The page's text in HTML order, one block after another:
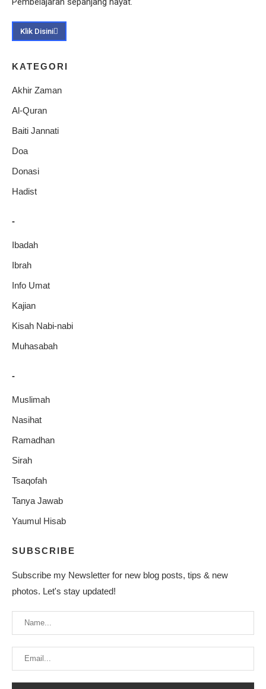
Klik Disini
KATEGORI
Akhir Zaman
Al-Quran
Baiti Jannati
Doa
Donasi
Hadist
-
Ibadah
Ibrah
Info Umat
Kajian
Kisah Nabi-nabi
Muhasabah
-
Muslimah
Nasihat
Ramadhan
Sirah
Tsaqofah
Tanya Jawab
Yaumul Hisab
SUBSCRIBE
Subscribe my Newsletter for new blog posts, tips & new
photos. Let's stay updated!